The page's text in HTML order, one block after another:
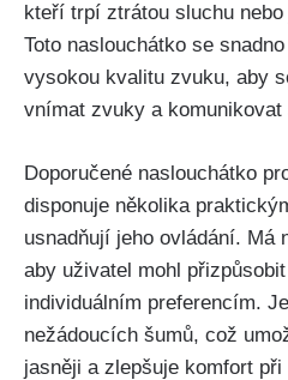
kteří trpí ztrátou sluchu
Toto naslouchátko se
vysokou kvalitu zvuku, aby
vnímat zvuky a komunikovat
Doporučené naslouchátko
disponuje několika
usnadňují jeho ovládání. Má
aby uživatel mohl
individuálním preferencím.
nežádoucích šumů, což
jasněji a zlepšuje komfort